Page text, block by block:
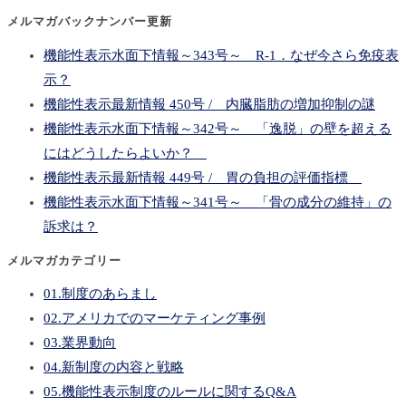
メルマガバックナンバー更新
機能性表示水面下情報～343号～ R-1．なぜ今さら免疫表
示？
機能性表示最新情報 450号 / 内臓脂肪の増加抑制の謎
機能性表示水面下情報～342号～ 「逸脱」の壁を超える
にはどうしたらよいか？
機能性表示最新情報 449号 / 胃の負担の評価指標
機能性表示水面下情報～341号～ 「骨の成分の維持」の
訴求は？
メルマガカテゴリー
01.制度のあらまし
02.アメリカでのマーケティング事例
03.業界動向
04.新制度の内容と戦略
05.機能性表示制度のルールに関するQ&A